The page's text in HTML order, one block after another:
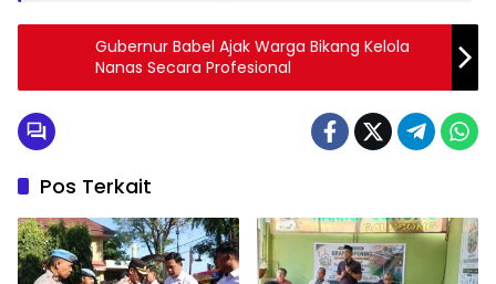
Gubernur Babel Ajak Warga Bikang Kelola
Nanas Secara Profesional
Pos Terkait